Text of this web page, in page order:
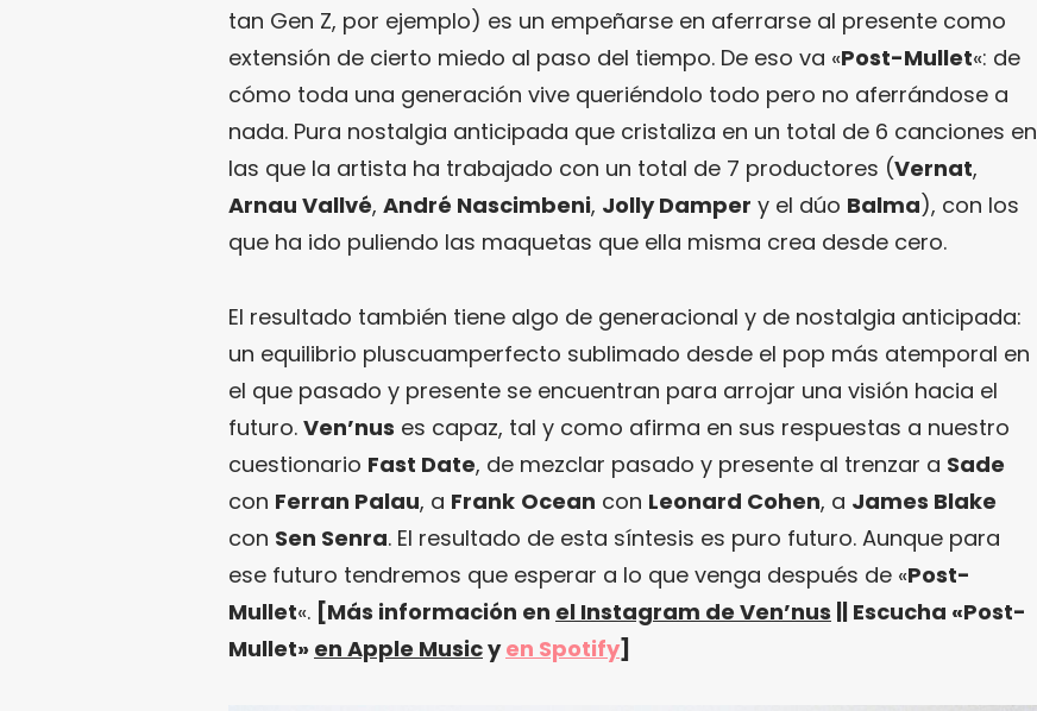
tan Gen Z, por ejemplo) es un empeñarse en aferrarse al presente como
extensión de cierto miedo al paso del tiempo. De eso va «Post-Mullet«: de
cómo toda una generación vive queriéndolo todo pero no aferrándose a
nada. Pura nostalgia anticipada que cristaliza en un total de 6 canciones en
las que la artista ha trabajado con un total de 7 productores (Vernat,
Arnau Vallvé, André Nascimbeni, Jolly Damper y el dúo Balma), con los
que ha ido puliendo las maquetas que ella misma crea desde cero.
El resultado también tiene algo de generacional y de nostalgia anticipada:
un equilibrio pluscuamperfecto sublimado desde el pop más atemporal en
el que pasado y presente se encuentran para arrojar una visión hacia el
futuro. Ven’nus es capaz, tal y como afirma en sus respuestas a nuestro
cuestionario Fast Date, de mezclar pasado y presente al trenzar a Sade
con Ferran Palau, a Frank Ocean con Leonard Cohen, a James Blake
con Sen Senra. El resultado de esta síntesis es puro futuro. Aunque para
ese futuro tendremos que esperar a lo que venga después de «Post-
Mullet«. [Más información en el Instagram de Ven’nus || Escucha «Post-
Mullet» en Apple Musicyen Spotify]